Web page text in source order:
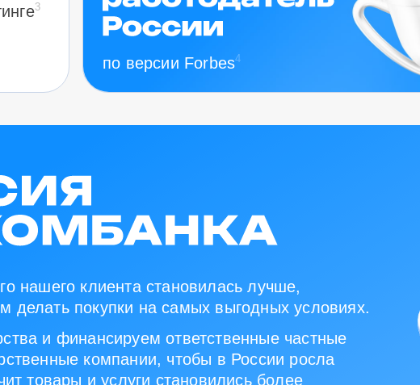
3
по версии Forbes4
нашего клиента становилась лучше,
покупки на самых выгодных условиях.
и финансируем ответственные частные
компании, чтобы в России росла
товары и услуги становились более